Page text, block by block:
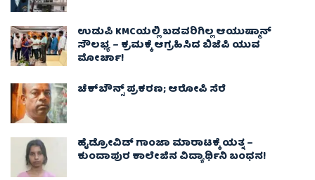
ಉಡುಪಿ KMCಯಲ್ಲಿ ಬಡವರಿಗಿಲ್ಲ ಆಯುಷ್ಮಾನ್
ಸೌಲಭ್ಯ – ಕ್ರಮಕ್ಕೆ ಆಗ್ರಹಿಸಿದ ಬಿಜೆಪಿ ಯುವ
ಮೋರ್ಚಾ!
ಚೆಕ್​ಬೌನ್ಸ್​ ಪ್ರಕರಣ; ಆರೋಪಿ ಸೆರೆ
ಹೈಡ್ರೋವಿಡ್ ಗಾಂಜಾ ಮಾರಾಟಕ್ಕೆ ಯತ್ನ –
ಕುಂದಾಪುರ ಕಾಲೇಜಿನ ವಿದ್ಯಾರ್ಥಿನಿ ಬಂಧನ!